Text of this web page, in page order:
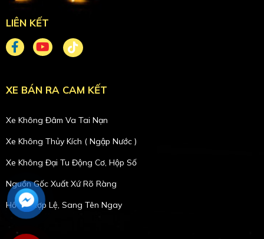
LIÊN KẾT
XE BÁN RA CAM KẾT
Xe Không Đâm Va Tai Nạn
Xe Không Thủy Kích ( Ngập Nước )
Xe Không Đại Tu Động Cơ, Hộp Số
Nguồn Gốc Xuất Xứ Rõ Ràng
Hồ Sơ Hợp Lệ, Sang Tên Ngay